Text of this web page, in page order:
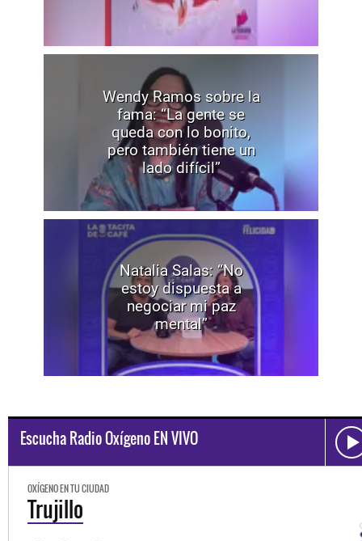
Wendy Ramos sobre la
fama: “La gente se
queda con lo bonito,
pero también tiene un
lado difícil”
Natalia Salas: “No
estoy dispuesta a
negociar mi paz
mental”
Escucha Radio Oxígeno EN VIVO
OXÍGENO EN TU CIUDAD
Trujillo